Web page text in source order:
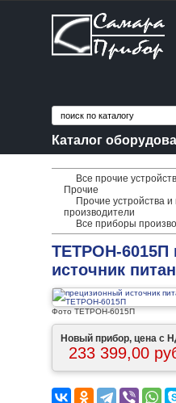
Каталог
Все прочие
Прочие
Прочие устройства
производители
Все приборы
ТЕТРОН-6015П
источник
Фото ТЕТРОН-6015П
Новый прибор, цена с
233 399,00